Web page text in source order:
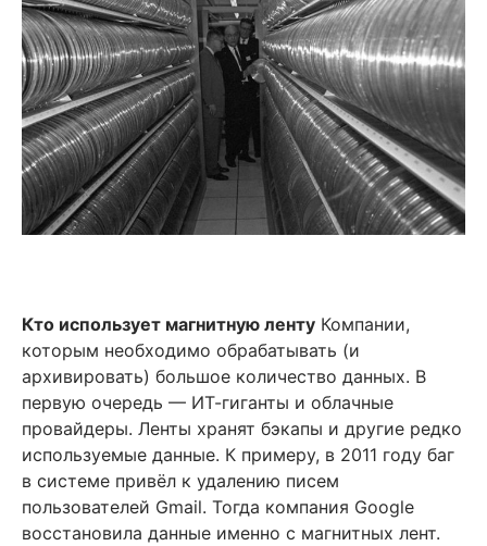
Кто использует магнитную ленту Компании,
которым необходимо обрабатывать (и
архивировать) большое количество данных. В
первую очередь — ИТ-гиганты и облачные
провайдеры. Ленты хранят бэкапы и другие редко
используемые данные. К примеру, в 2011 году баг
в системе привёл к удалению писем
пользователей Gmail. Тогда компания Google
восстановила данные именно с магнитных лент.